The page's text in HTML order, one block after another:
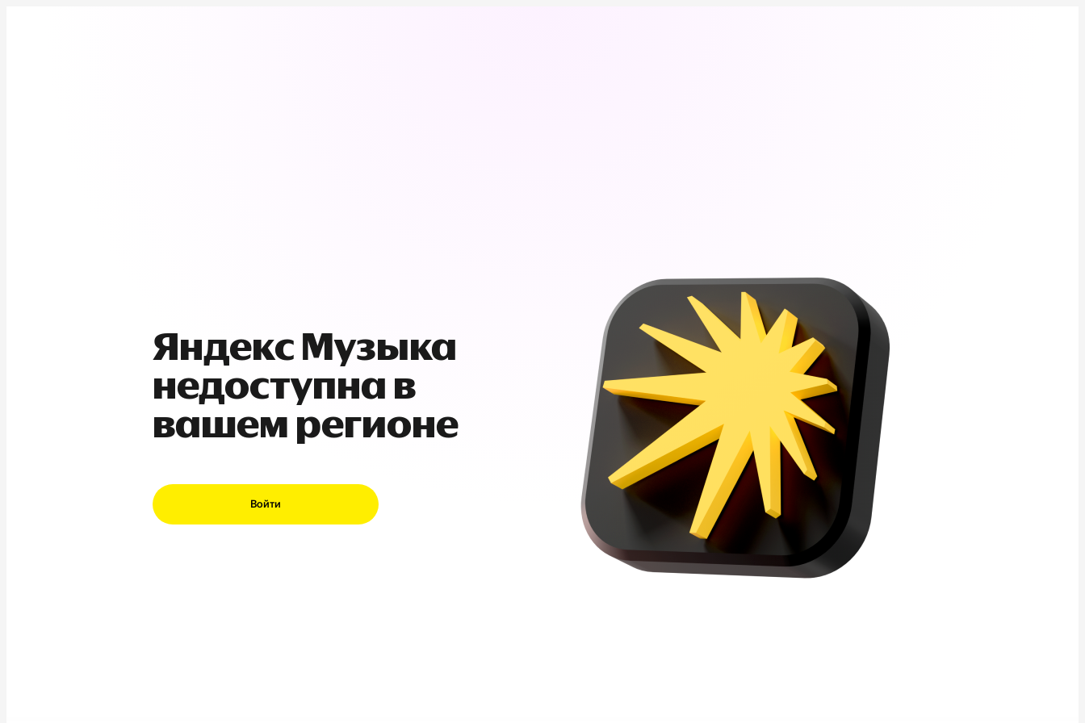
Яндекс Музыка
недоступна в
вашем регионе
Войти